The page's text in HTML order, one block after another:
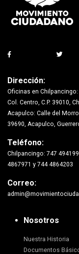
Dirección:
Oficinas en
Col. Centro, C.P. 39010,
Acapulco: Calle del
39690, Acapulco,
Teléfono:
Chilpancingo: 747
4867971 y 744 4864203
Correo:
Nosotros
Nuestra Historia
Documentos